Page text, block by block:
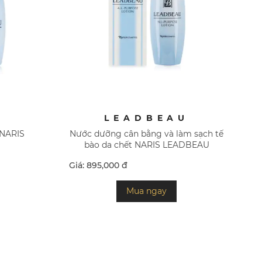
LEADBEAU
Nước dưỡng cân bằng và làm sạch tế
bào da chết NARIS LEADBEAU
Giá: 895,000 đ
Mua ngay